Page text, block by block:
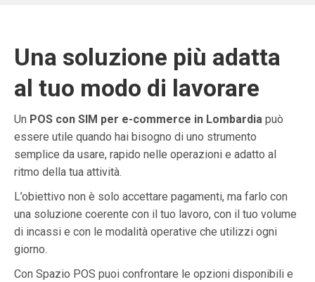
Una soluzione più adatta
al tuo modo di lavorare
Un POS con SIM per e-commerce in Lombardia può
essere utile quando hai bisogno di uno strumento
semplice da usare, rapido nelle operazioni e adatto al
ritmo della tua attività.
L’obiettivo non è solo accettare pagamenti, ma farlo con
una soluzione coerente con il tuo lavoro, con il tuo volume
di incassi e con le modalità operative che utilizzi ogni
giorno.
Con Spazio POS puoi confrontare le opzioni disponibili e